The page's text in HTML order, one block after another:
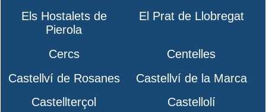
Els Hostalets de
Pierola
El Prat de Llobregat
Cercs
Centelles
Castellví de Rosanes
Castellví de la Marca
Castellterçol
Castellolí